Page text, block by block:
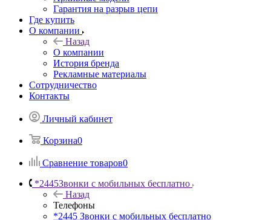
Гарантия на разрыв цепи
Где купить
О компании
Назад
О компании
История бренда
Рекламные материалы
Сотрудничество
Контакты
Личный кабинет
Корзина0
Сравнение товаров0
*2445Звонки с мобильных бесплатно
Назад
Телефоны
*2445 Звонки с мобильных бесплатно